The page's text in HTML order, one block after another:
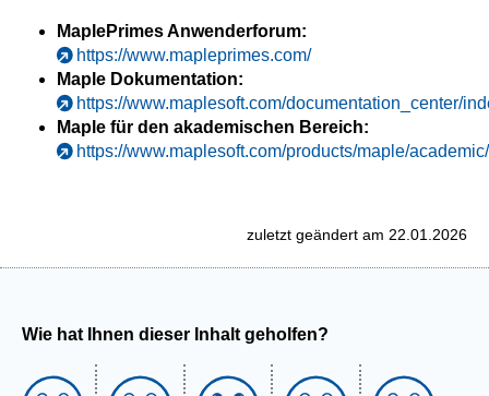
MaplePrimes Anwenderforum:
https://www.mapleprimes.com/
Maple Dokumentation:
https://www.maplesoft.com/documentation_center/
Maple für den akademischen Bereich:
https://www.maplesoft.com/products/maple/academic/
zuletzt geändert am 22.01.2026
Wie hat Ihnen dieser Inhalt geholfen?